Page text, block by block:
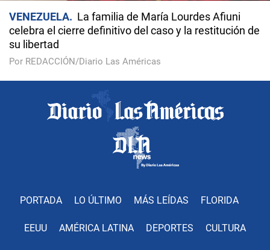
VENEZUELA
La familia de María Lourdes Afiuni
celebra el cierre definitivo del caso y la restitución de
su libertad
Por REDACCIÓN/Diario Las Américas
PORTADA LO ÚLTIMO MÁS LEÍDAS FLORIDA
EEUU AMÉRICA LATINA DEPORTES CULTURA